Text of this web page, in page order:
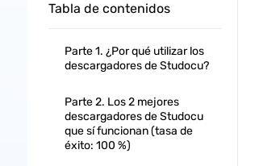
Tabla de contenidos
Parte 1. ¿Por qué utilizar los
descargadores de Studocu?
Parte 2. Los 2 mejores
descargadores de Studocu
que sí funcionan (tasa de
éxito: 100 %)